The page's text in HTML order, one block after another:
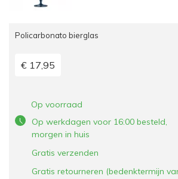
Policarbonato bierglas
€ 17,95
Op voorraad
Op werkdagen voor 16:00 besteld,
morgen in huis
Gratis verzenden
Gratis retourneren (bedenktermijn